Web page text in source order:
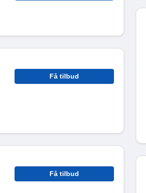
Få tilbud
Få tilbud